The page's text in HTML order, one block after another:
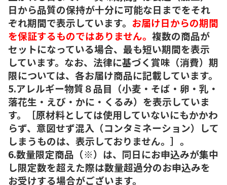
日から品質の保持が十分に可能な日までをそれ
ぞれ期間で表示しています。 お届け日からの期間
を保証するものではありません。 複数の商品が
セットになっている場合、最も短い期間を表示
しています。なお、法律に基づく賞味（消費）期
限については、各お届け商品に記載しています。
5.アレルギー物質８品目（小麦・そば・卵・乳・
落花生・えび・かに・くるみ）を表示していま
す。［原材料としては使用していないにもかかわ
らず、意図せず混入（コンタミネーション）して
しまうものは、表示しておりません。］。
6.数量限定商品（※）は、同日にお申込みが集中
し限定数を超えた際は数量超過分のお申込みを
お受けする場合がございます。